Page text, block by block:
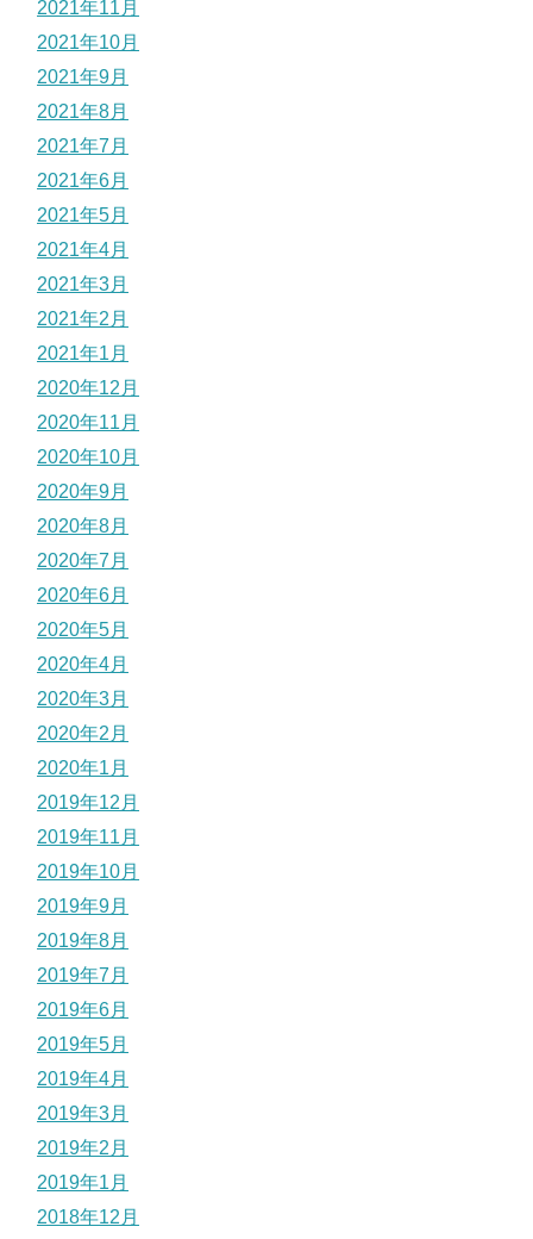
2021年11月
2021年10月
2021年9月
2021年8月
2021年7月
2021年6月
2021年5月
2021年4月
2021年3月
2021年2月
2021年1月
2020年12月
2020年11月
2020年10月
2020年9月
2020年8月
2020年7月
2020年6月
2020年5月
2020年4月
2020年3月
2020年2月
2020年1月
2019年12月
2019年11月
2019年10月
2019年9月
2019年8月
2019年7月
2019年6月
2019年5月
2019年4月
2019年3月
2019年2月
2019年1月
2018年12月